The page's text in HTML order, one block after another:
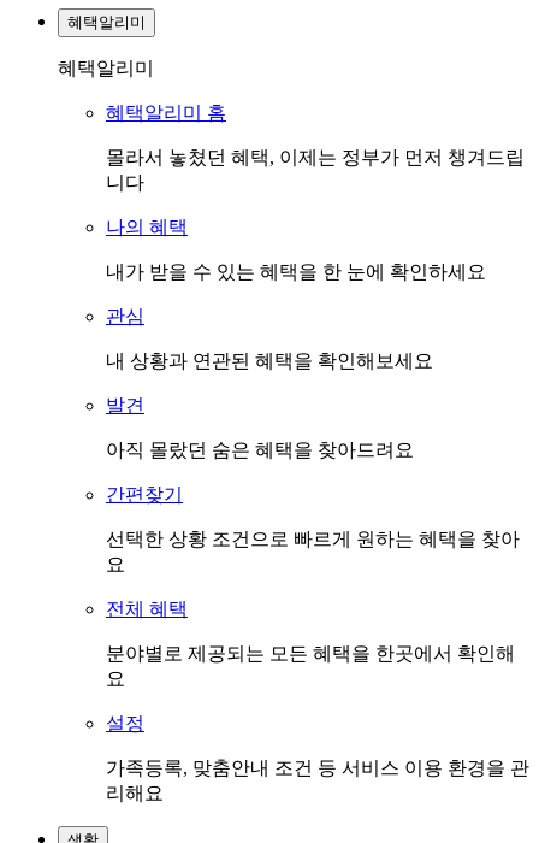
혜택알리미
혜택알리미
혜택알리미 홈
몰라서 놓쳤던 혜택, 이제는 정부가 먼저 챙겨드립
니다
나의 혜택
내가 받을 수 있는 혜택을 한 눈에 확인하세요
관심
내 상황과 연관된 혜택을 확인해보세요
발견
아직 몰랐던 숨은 혜택을 찾아드려요
간편찾기
선택한 상황 조건으로 빠르게 원하는 혜택을 찾아
요
전체 혜택
분야별로 제공되는 모든 혜택을 한곳에서 확인해
요
설정
가족등록, 맞춤안내 조건 등 서비스 이용 환경을 관
리해요